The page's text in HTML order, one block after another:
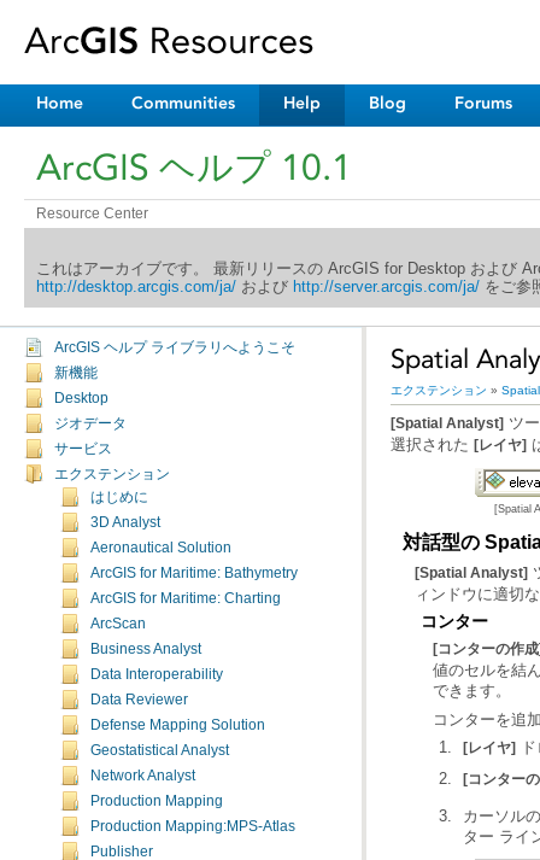
Home Communities Help Blog Forums
ArcGIS ヘルプ 10.1
Resource Center
これはアーカイブです。 最新リリースの ArcGIS for Desktop および
http://desktop.arcgis.com/ja/および http://server.arcgis.com/ja/をご参
ArcGIS ヘルプ ライブラリへようこそ
新機能
Desktop
ジオデータ
サービス
エクステンション
はじめに
3D Analyst
Aeronautical Solution
ArcGIS for Maritime: Bathymetry
ArcGIS for Maritime: Charting
ArcScan
Business Analyst
Data Interoperability
Data Reviewer
Defense Mapping Solution
Geostatistical Analyst
Network Analyst
Production Mapping
Production Mapping:MPS-Atlas
Publisher
Spatial
エクステンション »
[Spatial Analyst]
選択された [レイヤ]
[Spatial
対話型の
[Spatial Analyst]
ィンドウに適切
コンター
[コンターの作
できます。
コンターを追
[レイヤ]
[コンター
カーソル
ター ライ